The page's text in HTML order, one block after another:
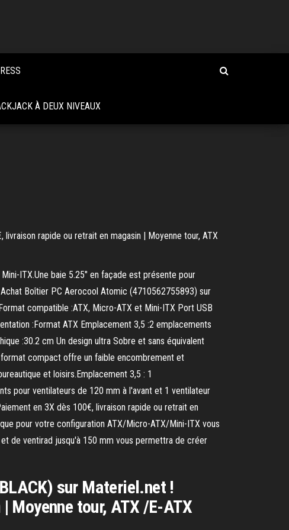
À DEUX NIVEAUX
rapide ou retrait en magasin | Moyenne tour, ATX
ITX.Une baie 5.25" en façade est présente pour
Boîtier PC Aerocool Atomic (4710562755893) sur
compatible :ATX, Micro-ATX et Mini-ITX Port USB
:Format ATX Emplacement 3,5 :2 emplacements
:30.2 cm Un design ultra Sobre et sans équivalent
compact offre un faible encombrement et
et loisirs.Emplacement 3,5 : 1
pour ventilateurs de 120 mm à l'avant et 1 ventilateur
en 3X dès 100€, livraison rapide ou retrait en
pour votre configuration ATX/Micro-ATX/Mini-ITX vous
de ventirad jusqu'à 150 mm vous permettra de créer
sur Materiel.net !
tour, ATX /E-ATX